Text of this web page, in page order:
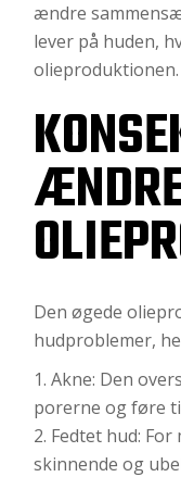
ændre
lever på huden,
olieproduktionen.
Den øgede
hudproblemer,
Akne: Den
porerne og føre
Fedtet hud:
skinnende og